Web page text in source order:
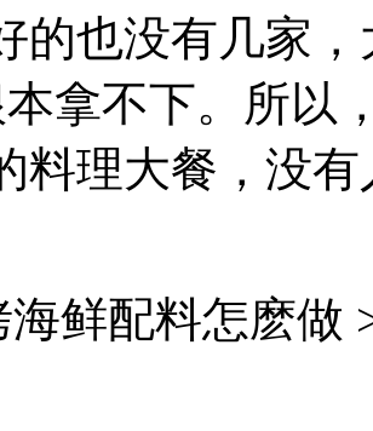
的也没有几家
拿不下。所以
料理大餐，没
鲜配料怎麽做